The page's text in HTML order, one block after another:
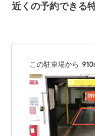
近くの予約できる
この駐車場から